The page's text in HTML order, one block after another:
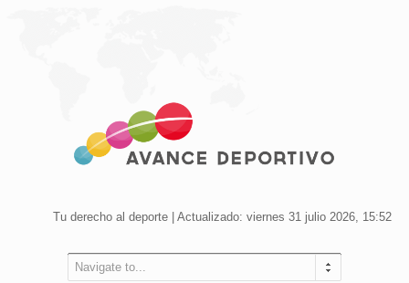
Tu derecho al deporte | Actualizado: viernes 31 julio 2026, 15:52
Navigate to...